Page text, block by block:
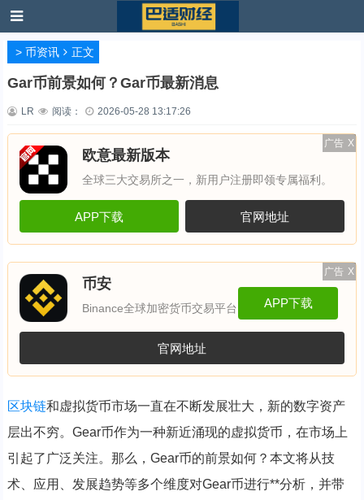
> 币资讯 正文
Gar币前景如何？Gar币最新消息
LR 阅读： 2026-05-28 13:17:26
广告 X
欧意最新版本
全球三大交易所之一，新用户注册即领专属福利。
APP下载 官网地址
广告 X
币安
Binance全球加密货币交易平台 APP下载
官网地址
区块链和虚拟货币市场一直在不断发展壮大，新的数字资产
层出不穷。Gear币作为一种新近涌现的虚拟货币，在市场上
引起了广泛关注。那么，Gear币的前景如何？本文将从技
术、应用、发展趋势等多个维度对Gear币进行**分析，并带